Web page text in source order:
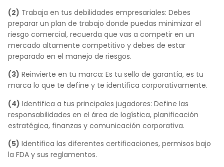
(2) Trabaja en tus debilidades empresariales: Debes
preparar un plan de trabajo donde puedas minimizar el
riesgo comercial, recuerda que vas a competir en un
mercado altamente competitivo y debes de estar
preparado en el manejo de riesgos.
(3) Reinvierte en tu marca: Es tu sello de garantía, es tu
marca lo que te define y te identifica corporativamente.
(4) Identifica a tus principales jugadores: Define las
responsabilidades en el área de logística, planificación
estratégica, finanzas y comunicación corporativa.
(5) Identifica las diferentes certificaciones, permisos bajo
la FDA y sus reglamentos.